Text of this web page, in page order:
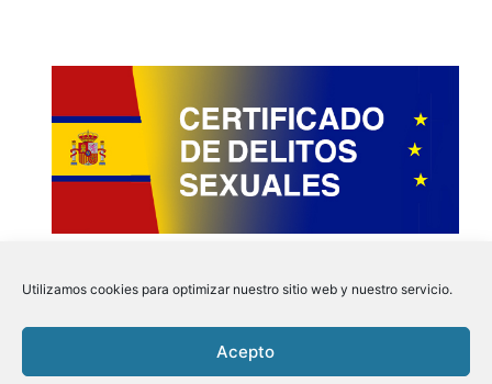
Utilizamos cookies para optimizar nuestro sitio web y nuestro servicio.
Acepto